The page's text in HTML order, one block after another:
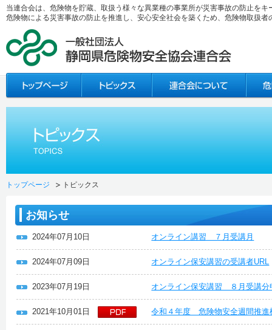
当連合会は、危険物を貯蔵、取扱う様々な異業種の事業所が災害事故の防止を
危険物による災害事故の防止を推進し、安心安全社会を築くため、危険物取扱
トップページ トピックス
お知らせ
2024年07月10日 オンライン講習 ７月受講月
2024年07月09日 オンライン保安講習の受講者URL
2023年07月19日 オンライン保安講習 ８月受講分
2021年10月01日 令和４年度 危険物安全週間推進